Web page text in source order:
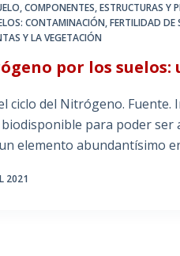
,COMPONENTES, ESTRUCTURAS Y
CONTAMINACIÓN,FERTILIDAD DE
Y LA VEGETACIÓN
por los
ciclo del Nitrógeno.
para poder ser
elemento abundantísimo
2021